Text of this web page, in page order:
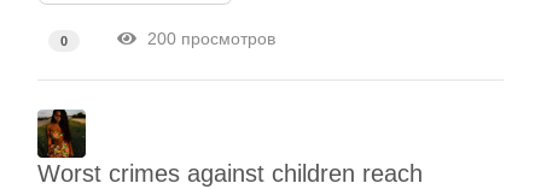
0 200 просмотров
Worst crimes against children reach